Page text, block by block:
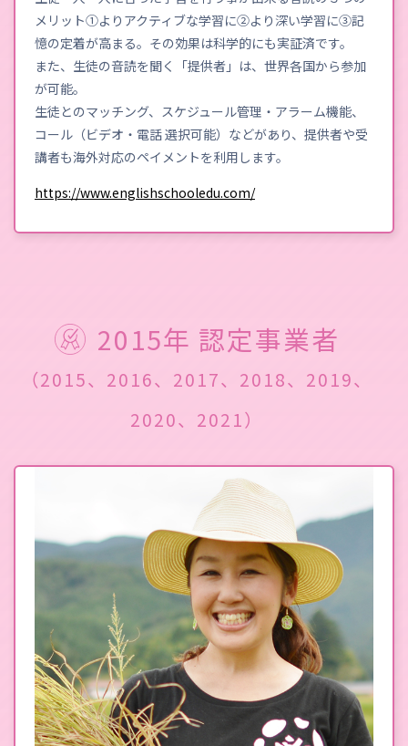
メリット①よりアクティブな学習に②より深い学習に③記
憶の定着が高まる。その効果は科学的にも実証済です。
また、生徒の音読を聞く「提供者」は、世界各国から参加
が可能。
生徒とのマッチング、スケジュール管理・アラーム機能、
コール（ビデオ・電話 選択可能）などがあり、提供者や受
講者も海外対応のペイメントを利用します。
https://www.englishschooledu.com/
2015年 認定事業者
（2015、2016、2017、2018、2019、
2020、2021）